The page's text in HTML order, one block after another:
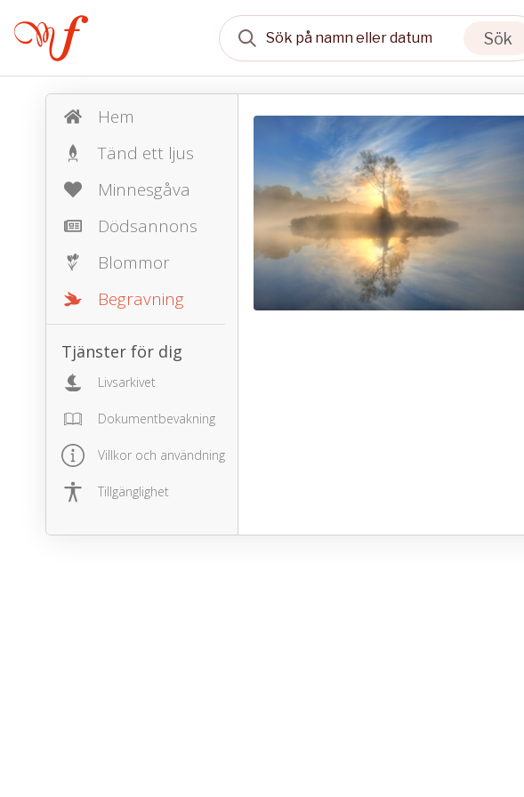
Sök
Hem
Tänd ett ljus
Minnesgåva
Dödsannons
Blommor
Begravning
Tjänster för dig
Livsarkivet
Dokumentbevakning
Villkor och användning
Tillgänglighet